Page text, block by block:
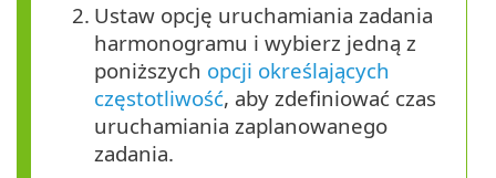
2. Ustaw opcję uruchamiania zadania
harmonogramu i wybierz jedną z
poniższych opcji określających
częstotliwość, aby zdefiniować czas
uruchamiania zaplanowanego
zadania.